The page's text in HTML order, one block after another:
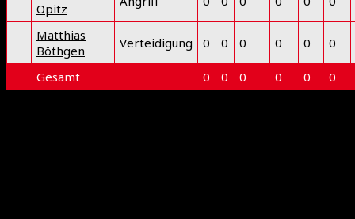
Opitz
Matthias
Böthgen
Verteidigung 0 0 0 0 0 0
Gesamt 0 0 0 0 0 0